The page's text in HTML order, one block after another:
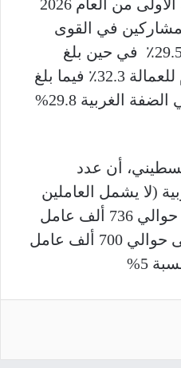
ومع نهاية الشهور الثلاثة الأولى من العام 2026
في القوى
العاملة (15 سنة فأكثر) 29.5٪ في حين بلغ
إجمالي نقص الاستخدام للعمالة 32.3٪ فيما بلغ
معدل البطالة للذكور في الضفة الغربية 29.8%
أن عدد
(لا يشمل العاملين
في الخارج) انخفض من حوالي 736 ألف عامل
في الربع الرابع 2025 الى حوالي 700 ألف عامل